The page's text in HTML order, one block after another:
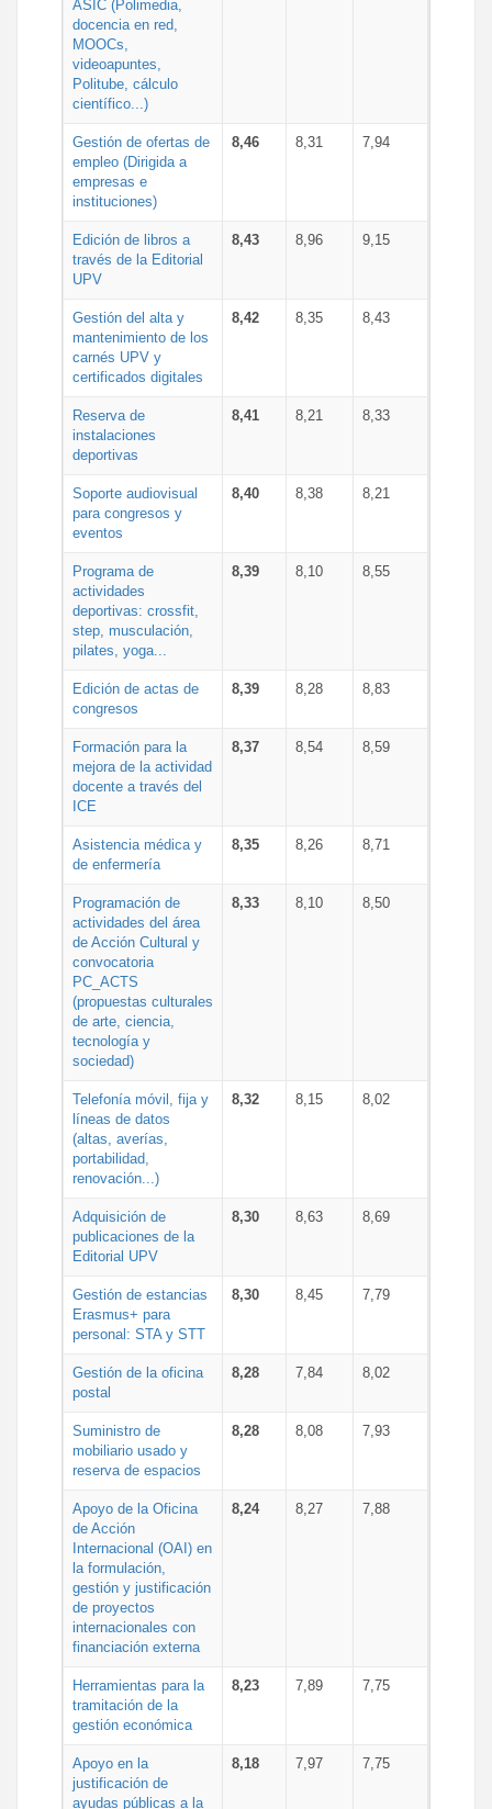
ASIC (Polimedia,
docencia en red,
MOOCs,
videoapuntes,
Politube, cálculo
científico...)
Gestión de ofertas de
empleo (Dirigida a
empresas e
instituciones)
8,46 8,31 7,94
Edición de libros a
través de la Editorial
UPV
8,43 8,96 9,15
Gestión del alta y
mantenimiento de los
carnés UPV y
certificados digitales
8,42 8,35 8,43
Reserva de
instalaciones
deportivas
8,41 8,21 8,33
Soporte audiovisual
para congresos y
eventos
8,40 8,38 8,21
Programa de
actividades
deportivas: crossfit,
step, musculación,
pilates, yoga...
8,39 8,10 8,55
Edición de actas de
congresos
8,39 8,28 8,83
Formación para la
mejora de la actividad
docente a través del
ICE
8,37 8,54 8,59
Asistencia médica y
de enfermería
8,35 8,26 8,71
Programación de
actividades del área
de Acción Cultural y
convocatoria
PC_ACTS
(propuestas culturales
de arte, ciencia,
tecnología y
sociedad)
8,33 8,10 8,50
Telefonía móvil, fija y
líneas de datos
(altas, averías,
portabilidad,
renovación...)
8,32 8,15 8,02
Adquisición de
publicaciones de la
Editorial UPV
8,30 8,63 8,69
Gestión de estancias
Erasmus+ para
personal: STA y STT
8,30 8,45 7,79
Gestión de la oficina
postal
8,28 7,84 8,02
Suministro de
mobiliario usado y
reserva de espacios
8,28 8,08 7,93
Apoyo de la Oficina
de Acción
Internacional (OAI) en
la formulación,
gestión y justificación
de proyectos
internacionales con
financiación externa
8,24 8,27 7,88
Herramientas para la
tramitación de la
gestión económica
8,23 7,89 7,75
Apoyo en la
justificación de
ayudas públicas a la
8,18 7,97 7,75